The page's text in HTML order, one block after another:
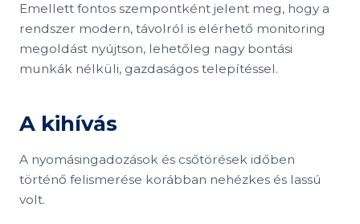
Emellett fontos szempontként jelent meg, hogy a
rendszer modern, távolról is elérhető monitoring
megoldást nyújtson, lehetőleg nagy bontási
munkák nélküli, gazdaságos telepítéssel.
A kihívás
A nyomásingadozások és csőtörések időben
történő felismerése korábban nehézkes és lassú
volt.